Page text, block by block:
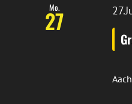
Mo.
27